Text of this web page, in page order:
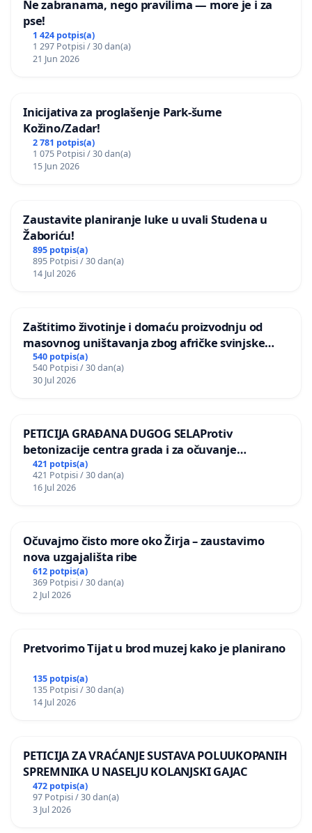
Ne zabranama, nego pravilima — more je i za
pse!
1 424 potpis(a)
1 297 Potpisi / 30 dan(a)
21 Jun 2026
Inicijativa za proglašenje Park-šume
Kožino/Zadar!
2 781 potpis(a)
1 075 Potpisi / 30 dan(a)
15 Jun 2026
Zaustavite planiranje luke u uvali Studena u
Žaboriću!
895 potpis(a)
895 Potpisi / 30 dan(a)
14 Jul 2026
Zaštitimo životinje i domaću proizvodnju od
masovnog uništavanja zbog afričke svinjske
kuge
540 potpis(a)
540 Potpisi / 30 dan(a)
30 Jul 2026
PETICIJA GRAĐANA DUGOG SELAProtiv
betonizacije centra grada i za očuvanje
postojećih zelenih površina i odraslih stabala pri
donošenju izmjena urbanističkog plana
421 potpis(a)
421 Potpisi / 30 dan(a)
16 Jul 2026
Očuvajmo čisto more oko Žirja – zaustavimo
nova uzgajališta ribe
612 potpis(a)
369 Potpisi / 30 dan(a)
2 Jul 2026
Pretvorimo Tijat u brod muzej kako je planirano
135 potpis(a)
135 Potpisi / 30 dan(a)
14 Jul 2026
PETICIJA ZA VRAĆANJE SUSTAVA POLUUKOPANIH
SPREMNIKA U NASELJU KOLANJSKI GAJAC
472 potpis(a)
97 Potpisi / 30 dan(a)
3 Jul 2026